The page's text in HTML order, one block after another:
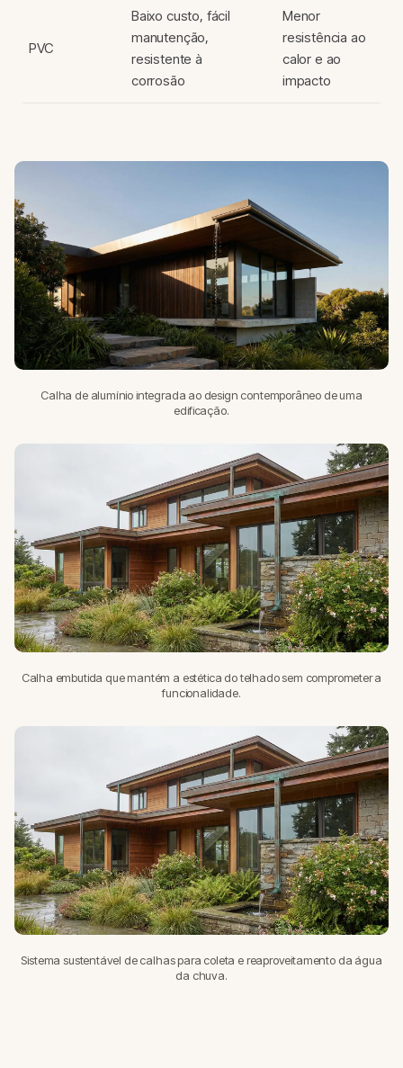
PVC
Baixo custo, fácil
manutenção,
resistente à
corrosão
Menor
resistência ao
calor e ao
impacto
Calha de alumínio integrada ao design contemporâneo de uma
edificação.
Calha embutida que mantém a estética do telhado sem comprometer a
funcionalidade.
Sistema sustentável de calhas para coleta e reaproveitamento da água
da chuva.